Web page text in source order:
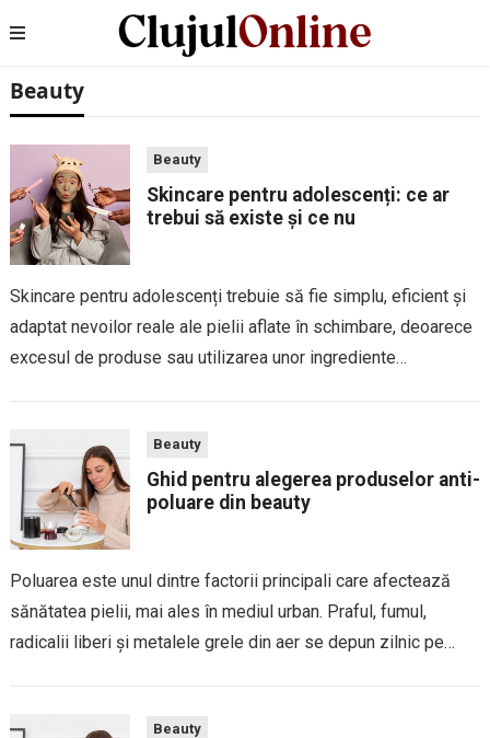
Beauty
Beauty
Skincare pentru adolescenți: ce ar
trebui să existe și ce nu
Skincare pentru adolescenți trebuie să fie simplu, eficient și
adaptat nevoilor reale ale pielii aflate în schimbare, deoarece
excesul de produse sau utilizarea unor ingrediente
Beauty
Ghid pentru alegerea produselor anti-
poluare din beauty
Poluarea este unul dintre factorii principali care afectează
sănătatea pielii, mai ales în mediul urban. Praful, fumul,
radicalii liberi și metalele grele din aer se depun zilnic pe
Beauty